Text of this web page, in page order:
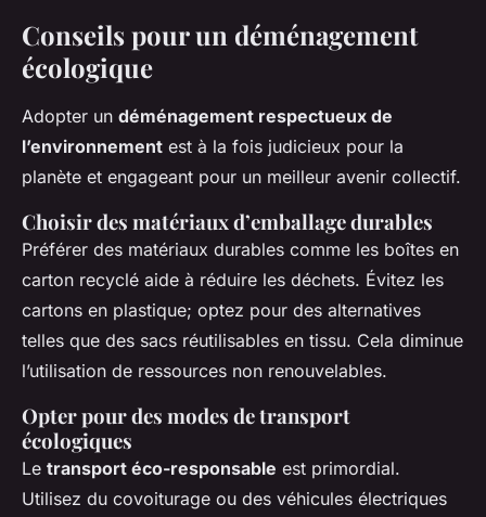
Conseils pour un déménagement
écologique
Adopter un déménagement respectueux de
l’environnement est à la fois judicieux pour la
planète et engageant pour un meilleur avenir collectif.
Choisir des matériaux d’emballage durables
Préférer des matériaux durables comme les boîtes en
carton recyclé aide à réduire les déchets. Évitez les
cartons en plastique; optez pour des alternatives
telles que des sacs réutilisables en tissu. Cela diminue
l’utilisation de ressources non renouvelables.
Opter pour des modes de transport
écologiques
Le transport éco-responsable est primordial.
Utilisez du covoiturage ou des véhicules électriques